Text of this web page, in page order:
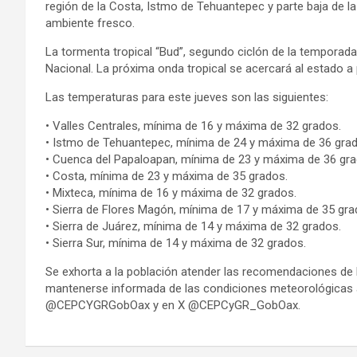
región de la Costa, Istmo de Tehuantepec y parte baja de
ambiente fresco.
La tormenta tropical “Bud”, segundo ciclón de la
Nacional. La próxima onda tropical se acercará al estado
Las temperaturas para este jueves son las siguientes:
• Valles Centrales, mínima de 16 y máxima de 32 grados.
• Istmo de Tehuantepec, mínima de 24 y máxima de 36
• Cuenca del Papaloapan, mínima de 23 y máxima de 36
• Costa, mínima de 23 y máxima de 35 grados.
• Mixteca, mínima de 16 y máxima de 32 grados.
• Sierra de Flores Magón, mínima de 17 y máxima de 35
• Sierra de Juárez, mínima de 14 y máxima de 32 grados.
• Sierra Sur, mínima de 14 y máxima de 32 grados.
Se exhorta a la población atender las recomendaciones
mantenerse informada de las condiciones
@CEPCYGRGobOax y en X @CEPCyGR_GobOax.